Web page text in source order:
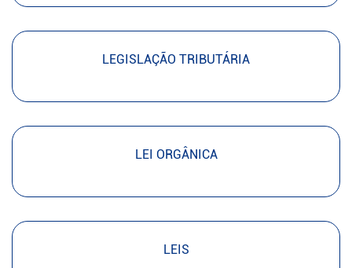
LEGISLAÇÃO TRIBUTÁRIA
LEI ORGÂNICA
LEIS